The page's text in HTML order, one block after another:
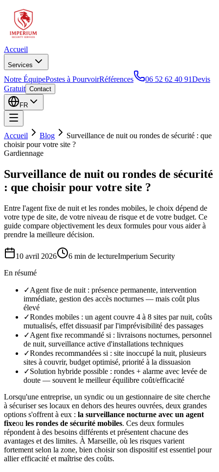
Accueil
Services
Notre ÉquipePostes à PourvoirRéférences 06 52 62 40 91Devis
Gratuit Contact
FR
Accueil Blog
Surveillance de nuit ou rondes de sécurité : que
choisir pour votre site ?
Gardiennage
Surveillance de nuit ou rondes de sécurité
: que choisir pour votre site ?
Entre l'agent fixe de nuit et les rondes mobiles, le choix dépend de
votre type de site, de votre niveau de risque et de votre budget. Ce
guide compare objectivement les deux formules pour vous aider à
prendre la meilleure décision.
10 avril 2026 6 min de lectureImperium Security
En résumé
✓Agent fixe de nuit : présence permanente, intervention
immédiate, gestion des accès nocturnes — mais coût plus
élevé
✓Rondes mobiles : un agent couvre 4 à 8 sites par nuit, coûts
mutualisés, effet dissuasif par l'imprévisibilité des passages
✓Agent fixe recommandé si : livraisons nocturnes, personnel
de nuit, surveillance active d'installations techniques
✓Rondes recommandées si : site inoccupé la nuit, plusieurs
sites à couvrir, budget optimisé, priorité à la dissuasion
✓Solution hybride possible : rondes + alarme avec levée de
doute — souvent le meilleur équilibre coût/efficacité
Lorsqu'une entreprise, un syndic ou un gestionnaire de site cherche
à sécuriser ses locaux en dehors des heures ouvrées, deux grandes
options s'offrent à eux : la surveillance nocturne avec un agent
fixeou les rondes de sécurité mobiles. Ces deux formules
répondent à des besoins différents et présentent chacune des
avantages et des limites. À Marseille, où les risques varient
fortement selon la zone, bien choisir son dispositif est essentiel pour
allier efficacité et maîtrise des coûts.